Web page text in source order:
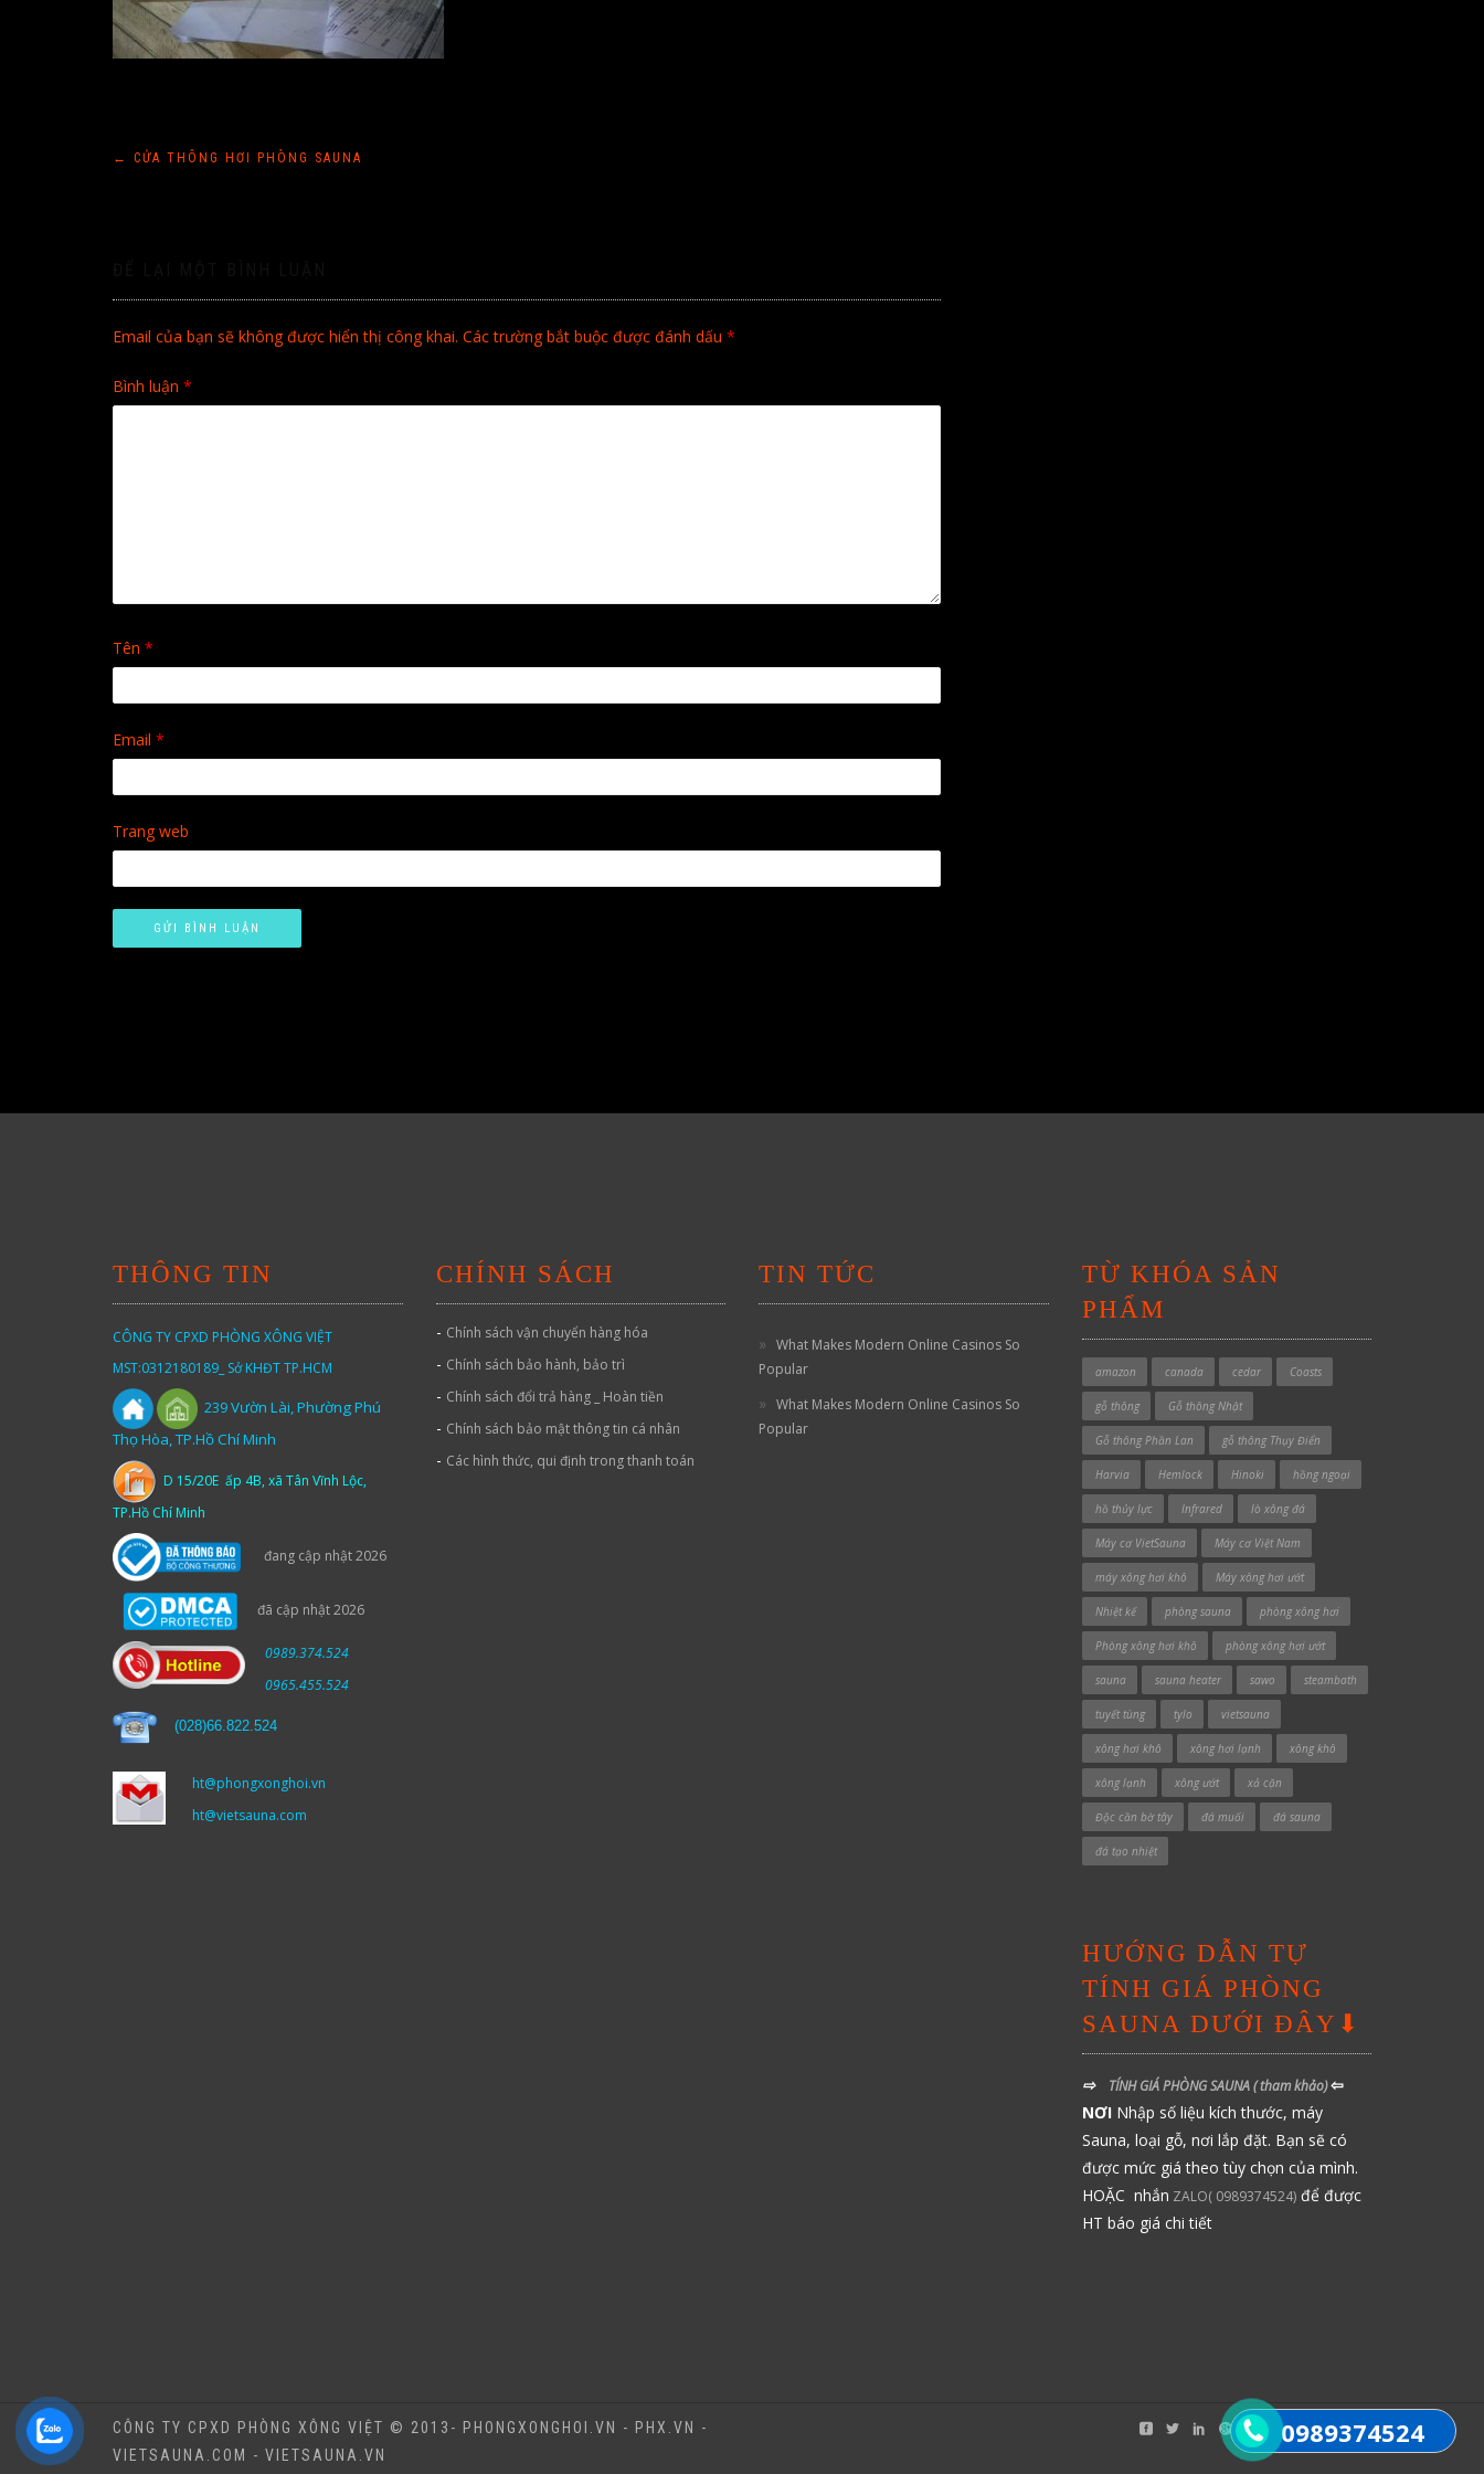
0989374524
Điều
viết
← CỬA THÔNG HƠI PHÒNG SAUNA
Email của bạn sẽ không được hiển thị công khai. Các trường bắt buộc được đánh dấu *
Bình luận *
Tên *
Email *
Trang web
THÔNG TIN
CÔNG TY CPXD PHÒNG XÔNG VIỆT
MST:0312180189_ Sở KHĐT TP.HCM
239Vườn Lài,Phường Phú
Thọ Hòa, TP.Hồ Chí Minh
D 15/20E ấp 4B, xã Tân Vĩnh Lộc,
TP.Hồ Chí Minh
đang cập nhật 2026
đã cập nhật 2026
0989.374.524
0965.455.524
(028)66.822.524
ht@phongxonghoi.vn
ht@vietsauna.com
CHÍNH SÁCH
- Chính sách vận chuyển hàng hóa
- Chính sách bảo hành, bảo trì
- Chính sách đổi trả hàng _ Hoàn tiền
- Chính sách bảo mật thông tin cá nhân
- Các hình thức, qui định trong thanh toán
TIN TỨC
What Makes Modern Online Casinos So
Popular
What Makes Modern Online Casinos So
Popular
TỪ KHÓA SẢN
PHẨM
amazon canada cedar Coasts
gỗ thông Gỗ thông Nhật
Gỗ thông Phần Lan gỗ thông Thụy Điển
Harvia Hemlock Hinoki hồng ngoại
hồ thủy lực Infrared lò xông đá
Máy cơ VietSauna Máy cơ Việt Nam
máy xông hơi khô Máy xông hơi ướt
Nhiệt kế phòng sauna phòng xông hơi
Phòng xông hơi khô phòng xông hơi ướt
sauna sauna heater sawo steambath
tuyết tùng tylo vietsauna
xông hơi khô xông hơi lạnh xông khô
xông lạnh xông ướt xả cặn
Độc cần bờ tây đá muối đá sauna
đá tạo nhiệt
HƯỚNG DẪN TỰ
TÍNH GIÁ PHÒNG
SAUNA DƯỚI ĐÂY⬇
⇨ TÍNH GIÁ PHÒNG SAUNA( tham khảo)⇦
NƠI Nhập số liệu kích thước, máy
Sauna, loại gỗ, nơi lắp đặt. Bạn sẽ có
được mức giá theo tùy chọn của mình.
HOẶC nhắn ZALO( 0989374524)để được
HT báo giá chi tiết
CÔNG TY CPXD PHÒNG XÔNG VIỆT © 2013- PHONGXONGHOI.VN - PHX.VN -
VIETSAUNA.COM - VIETSAUNA.VN